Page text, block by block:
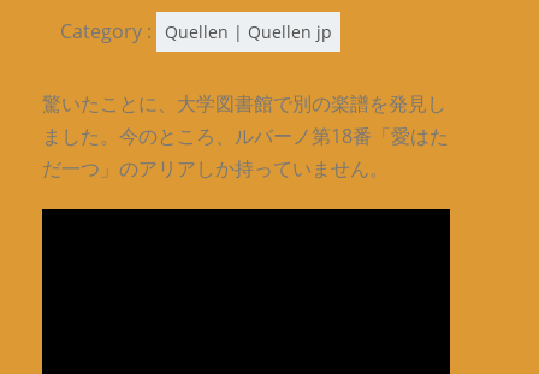
Category : Quellen | Quellen jp
驚いたことに、大学図書館で別の楽譜を発見し
ました。今のところ、ルバーノ第18番「愛はた
だ一つ」のアリアしか持っていません。